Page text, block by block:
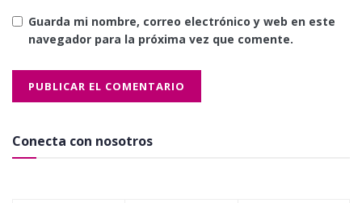
Guarda mi nombre, correo electrónico y web en este
navegador para la próxima vez que comente.
Conecta con nosotros